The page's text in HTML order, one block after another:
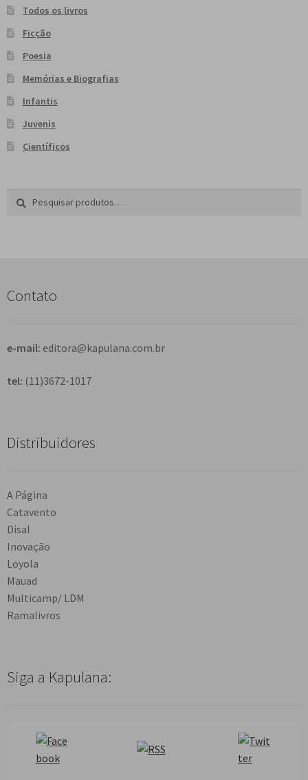
Todos os livros
Ficção
Poesia
Memórias e Biografias
Infantis
Juvenis
Científicos
a
Contato
e-mail: editora@kapulana.com.br
tel: (11)3672-1017
Distribuidores
A Página
Catavento
Disal
Inovação
Loyola
Mauad
Multicamp/ LDM
Ramalivros
Siga a Kapulana: